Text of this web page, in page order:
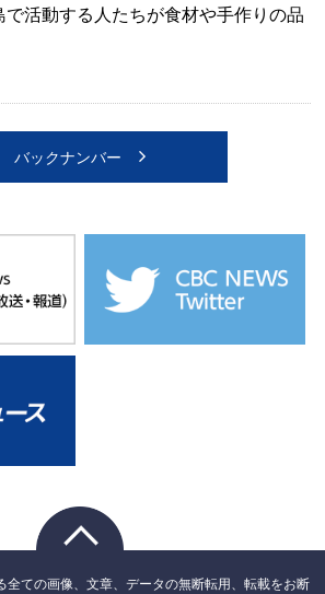
で活動する人たちが食材や手作りの品
バックナンバー
全ての画像、文章、データの無断転用、転載をお断